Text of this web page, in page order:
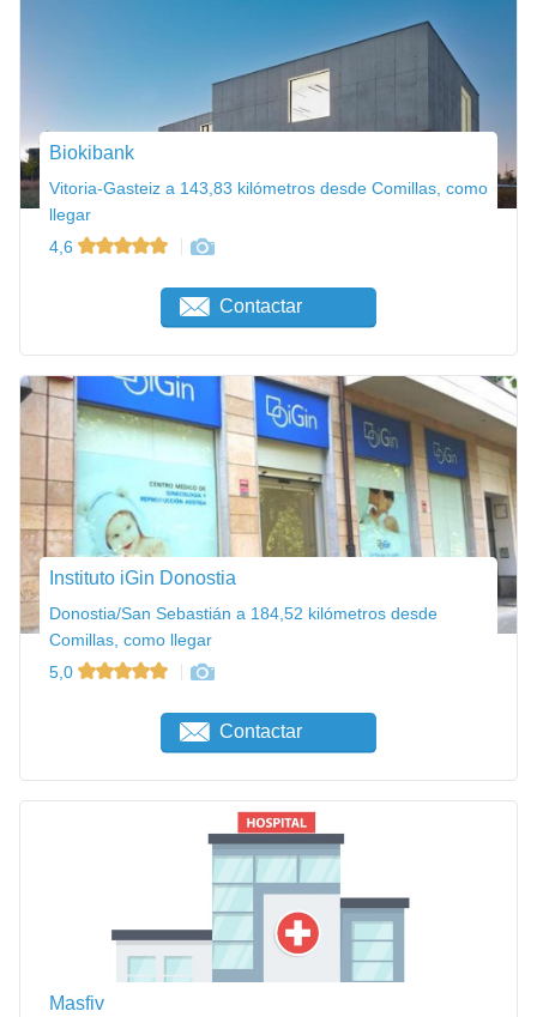
Biokibank
Vitoria-Gasteiz a 143,83 kilómetros desde Comillas, como
llegar
4,6
Contactar
Instituto iGin Donostia
Donostia/San Sebastián a 184,52 kilómetros desde
Comillas, como llegar
5,0
Contactar
Masfiv